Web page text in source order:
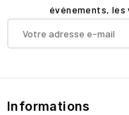
événements,
Informations